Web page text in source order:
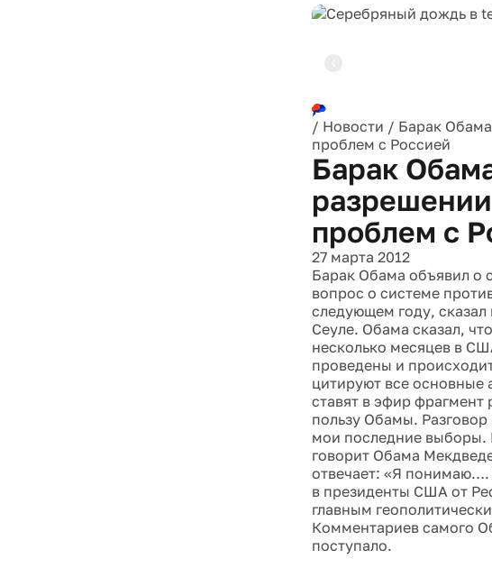
/ Новости / Барак
проблем с Россией
Барак
проблем с
27 марта 2012
Барак Обама объявил о
вопрос о системе
следующем году,
Сеуле. Обама сказал,
несколько месяцев в
проведены и
цитируют все основные
ставят в эфир
пользу Обамы.
мои последние выборы.
говорит Обама
отвечает: «Я
в президенты США от
главным
Комментариев самого
поступало.